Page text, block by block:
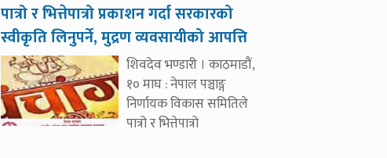
पात्रो र भित्तेपात्रो प्रकाशन गर्दा सरकारको
स्वीकृति लिनुपर्ने, मुद्रण व्यवसायीको आपत्ति
शिवदेव भण्डारी । काठमाडौं,
१० माघ : नेपाल पञ्चाङ्ग
निर्णायक विकास समितिले
पात्रो र भित्तेपात्रो